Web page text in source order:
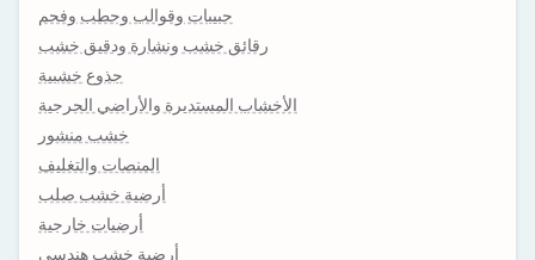
حبيبات وقوالب وحطب وفحم
رقائق خشب ونشارة ودقيق خشب
جذوع خشبية
الأخشاب المستديرة والأراضي الحرجية
خشب منشور
المنصات والتغليف
أرضية خشب صلب
أرضيات خارجية
أرضية خشب هندسي